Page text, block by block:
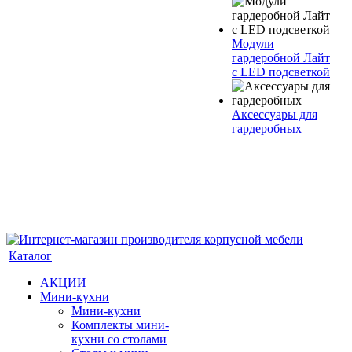
Модули
гардеробной Лайт
с LED подсветкой
Аксессуары для
гардеробных
Каталог
АКЦИИ
Мини-кухни
Мини-кухни
Комплекты мини-
кухни со столами